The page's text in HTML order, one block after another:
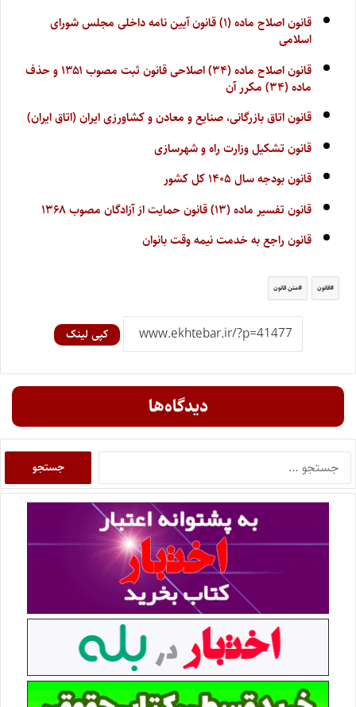
قانون اصلاح ماده (۱) قانون آیین نامه داخلی مجلس شورای
اسلامی
قانون اصلاح ماده (۳۴) اصلاحی قانون ثبت مصوب ۱۳۵۱ و حذف
ماده (۳۴) مکرر آن
قانون اتاق بازرگانی، صنایع و معادن و کشاورزی ایران (اتاق ایران)
قانون تشکیل وزارت راه و شهرسازی
قانون بودجه سال ۱۴۰۵ کل کشور
قانون تفسیر ماده (۱۳) قانون حمایت از آزادگان مصوب ۱۳۶۸
قانون راجع به خدمت نیمه وقت بانوان
قانون متن قانون
کپی لینک
دیدگاه‌ها